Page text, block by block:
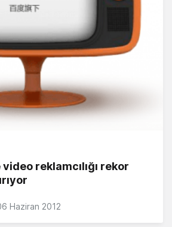
reklamcılığı rekor
Haziran 2012